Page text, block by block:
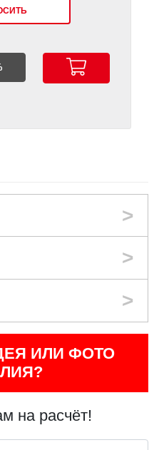
ИЛИ ФОТО
на расчёт!